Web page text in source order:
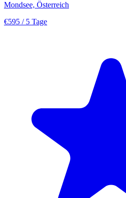
Mondsee, Österreich
€595 / 5 Tage